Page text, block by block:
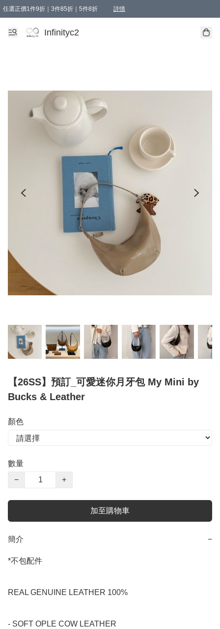
任選正價1件9折｜3件85折｜5件8折 詳情
精選商品，任選買1件或以上減HKD 20.00；買2件或以上減HKD 60.00；買3件
Infinityc2 wears 滿$800免運費
Bucks & Leather 滿$1000免運費
Infinityc2
【26SS】預訂_可愛迷你月牙包 My Mini by
Bucks & Leather
顏色
數量
−
+
加至購物車
簡介 −
*不包配件
REAL GENUINE LEATHER 100%
- SOFT OPLE COW LEATHER